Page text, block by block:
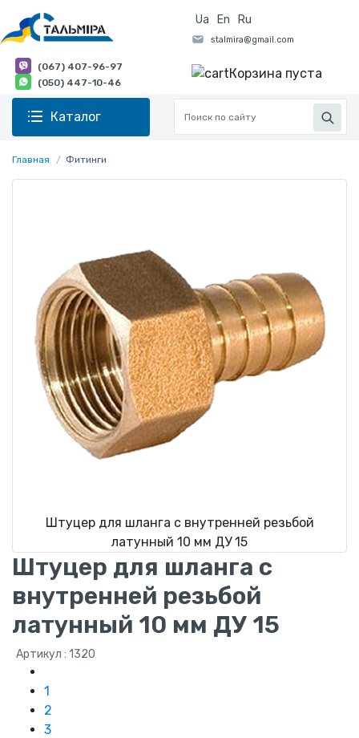
Ua En Ru
(067) 407-96-97
(050) 447-10-46
Корзина пуста
Каталог
Главная Фитинги
Штуцер для шланга с внутренней резьбой
латунный 10 мм ДУ 15
Штуцер для шланга с
внутренней резьбой
латунный 10 мм ДУ 15
Артикул : 1320
1
2
3